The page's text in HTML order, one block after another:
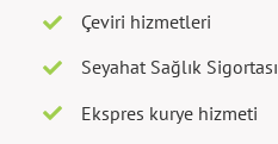
Çeviri hizmetleri
Seyahat Sağlık Sigortası
Ekspres kurye hizmeti